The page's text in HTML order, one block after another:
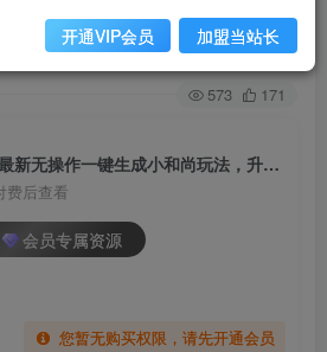
关注 私信
573 171
（7248期）两周1.5W最新无操作一键生成小和尚玩法，升级版首发
费后查看
会员专属资源
您暂无购买权限，请先开通会员
开通VIP会员 加盟当站长